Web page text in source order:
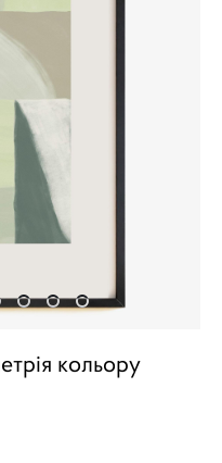
кольору